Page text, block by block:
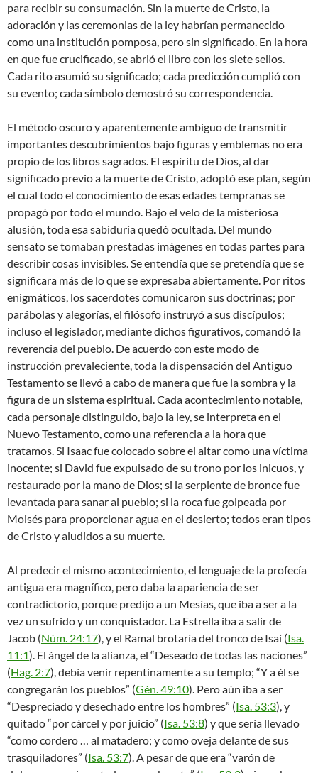
para recibir su consumación. Sin la muerte de Cristo, la
adoración y las ceremonias de la ley habrían permanecido
como una institución pomposa, pero sin significado. En la hora
en que fue crucificado, se abrió el libro con los siete sellos.
Cada rito asumió su significado; cada predicción cumplió con
su evento; cada símbolo demostró su correspondencia.
El método oscuro y aparentemente ambiguo de transmitir
importantes descubrimientos bajo figuras y emblemas no era
propio de los libros sagrados. El espíritu de Dios, al dar
significado previo a la muerte de Cristo, adoptó ese plan, según
el cual todo el conocimiento de esas edades tempranas se
propagó por todo el mundo. Bajo el velo de la misteriosa
alusión, toda esa sabiduría quedó ocultada. Del mundo
sensato se tomaban prestadas imágenes en todas partes para
describir cosas invisibles. Se entendía que se pretendía que se
significara más de lo que se expresaba abiertamente. Por ritos
enigmáticos, los sacerdotes comunicaron sus doctrinas; por
parábolas y alegorías, el filósofo instruyó a sus discípulos;
incluso el legislador, mediante dichos figurativos, comandó la
reverencia del pueblo. De acuerdo con este modo de
instrucción prevaleciente, toda la dispensación del Antiguo
Testamento se llevó a cabo de manera que fue la sombra y la
figura de un sistema espiritual. Cada acontecimiento notable,
cada personaje distinguido, bajo la ley, se interpreta en el
Nuevo Testamento, como una referencia a la hora que
tratamos. Si Isaac fue colocado sobre el altar como una víctima
inocente; si David fue expulsado de su trono por los inicuos, y
restaurado por la mano de Dios; si la serpiente de bronce fue
levantada para sanar al pueblo; si la roca fue golpeada por
Moisés para proporcionar agua en el desierto; todos eran tipos
de Cristo y aludidos a su muerte.
Al predecir el mismo acontecimiento, el lenguaje de la profecía
antigua era magnífico, pero daba la apariencia de ser
contradictorio, porque predijo a un Mesías, que iba a ser a la
vez un sufrido y un conquistador. La Estrella iba a salir de
Jacob (Núm. 24:17), y el Ramal brotaría del tronco de Isaí (Isa.
11:1). El ángel de la alianza, el “Deseado de todas las naciones”
(Hag. 2:7), debía venir repentinamente a su templo; “Y a él se
congregarán los pueblos” (Gén. 49:10). Pero aún iba a ser
“Despreciado y desechado entre los hombres” (Isa. 53:3), y
quitado “por cárcel y por juicio” (Isa. 53:8) y que sería llevado
“como cordero … al matadero; y como oveja delante de sus
trasquiladores” (Isa. 53:7). A pesar de que era “varón de